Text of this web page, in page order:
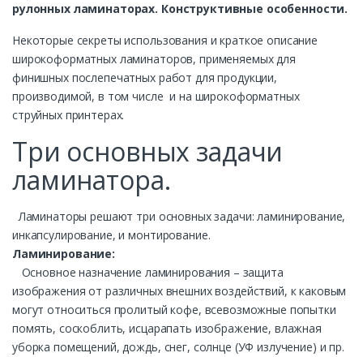
рулонных ламинаторах. Конструктивные особенности.
Некоторые секреты использования и краткое описание
широкоформатных ламинаторов, применяемых для
финишных послепечатных работ для продукции,
производимой, в том числе и на широкоформатных
струйных принтерах.
Три основных задачи
ламинатора.
Ламинаторы решают три основных задачи: ламинирование,
инкапсулирование, и монтирование.
Ламинирование:
Основное назначение ламинирования – защита
изображения от различных внешних воздействий, к каковым
могут относиться пролитый кофе, всевозможные попытки
помять, соскоблить, исцарапать изображение, влажная
уборка помещений, дождь, снег, солнце (УФ излучение) и пр.